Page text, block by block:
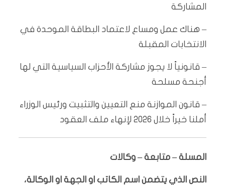
المشاركة
– هناك عمل ومساع لاعتماد البطاقة الموحدة في
الانتخابات المقبلة
– قانونياً لا يجوز مشاركة الأحزاب السياسية التي لها
أجنحة مسلحة
– قانون الموازنة منع التعيين والتثبيت ورئيس الوزراء
أملنا خيراً خلال 2026 لإنهاء ملف العقود
المسلة – متابعة – وكالات
النص الذي يتضمن اسم الكاتب او الجهة او الوكالة،